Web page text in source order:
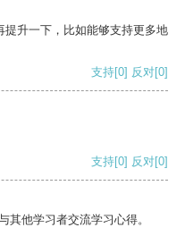
升一下，比如能够支持更多地
支持[0] 反对[0]
支持[0] 反对[0]
其他学习者交流学习心得。